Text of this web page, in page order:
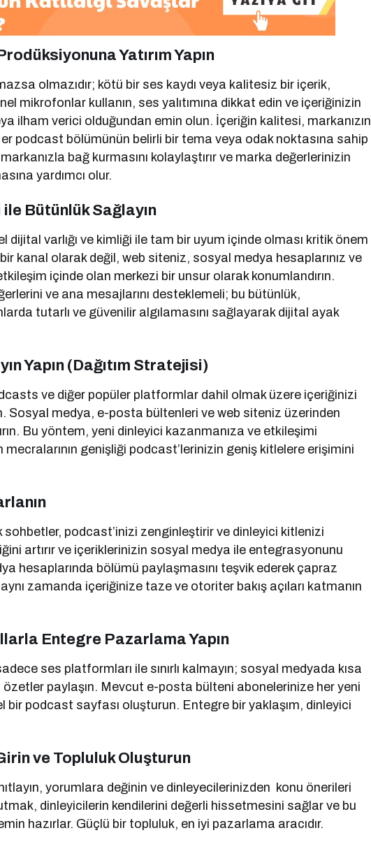
Yatırım Yapın
olmazıdır; kötü bir ses kaydı veya kalitesiz bir içerik,
mikrofonlar kullanın, ses yalıtımına dikkat edin ve içeriğinizin
ilham verici olduğundan emin olun. İçeriğin kalitesi, markanızın
podcast bölümünün belirli bir tema veya odak noktasına sahip
bağ kurmasını kolaylaştırır ve marka değerlerinizin
yardımcı olur.
Bütünlük Sağlayın
dijital varlığı ve kimliği ile tam bir uyum içinde olması kritik önem
kanal olarak değil, web siteniz, sosyal medya hesaplarınız ve
içinde olan merkezi bir unsur olarak konumlandırın.
ve ana mesajlarını desteklemeli; bu bütünlük,
tutarlı ve güvenilir algılamasını sağlayarak dijital ayak
Yapın (Dağıtım Stratejisi)
ve diğer popüler platformlar dahil olmak üzere içeriğinizi
Sosyal medya, e-posta bültenleri ve web siteniz üzerinden
Bu yöntem, yeni dinleyici kazanmanıza ve etkileşimi
mecralarının genişliği podcast’lerinizin geniş kitlelere erişimini
sohbetler, podcast’inizi zenginleştirir ve dinleyici kitlenizi
artırır ve içeriklerinizin sosyal medya ile entegrasyonunu
hesaplarında bölümü paylaşmasını teşvik ederek çapraz
zamanda içeriğinize taze ve otoriter bakış açıları katmanın
Entegre Pazarlama Yapın
ses platformları ile sınırlı kalmayın; sosyal medyada kısa
paylaşın. Mevcut e-posta bülteni abonelerinize her yeni
bir podcast sayfası oluşturun. Entegre bir yaklaşım, dinleyici
ve Topluluk Oluşturun
yorumlara değinin ve dinleyecilerinizden konu önerileri
dinleyicilerin kendilerini değerli hissetmesini sağlar ve bu
hazırlar. Güçlü bir topluluk, en iyi pazarlama aracıdır.